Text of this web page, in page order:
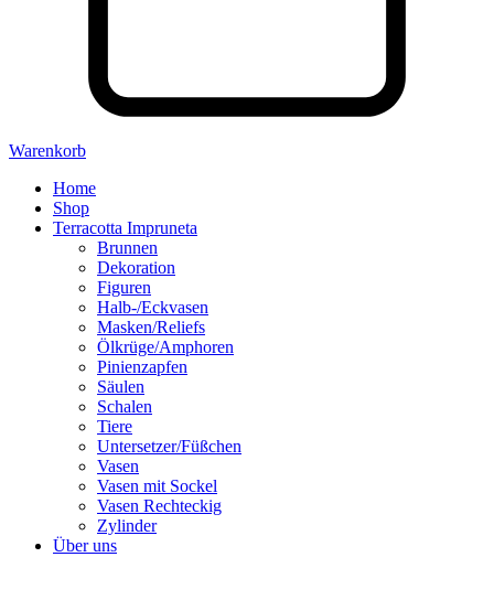
Warenkorb
Home
Shop
Terracotta Impruneta
Brunnen
Dekoration
Figuren
Halb-/Eckvasen
Masken/Reliefs
Ölkrüge/Amphoren
Pinienzapfen
Säulen
Schalen
Tiere
Untersetzer/Füßchen
Vasen
Vasen mit Sockel
Vasen Rechteckig
Zylinder
Über uns